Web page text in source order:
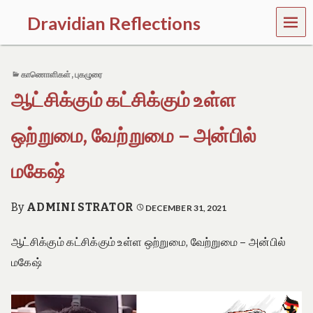
Dravidian Reflections
P
s
t
,
r
e
e
a
d
F
u
r
MEN
U
காணொளிகள்,புகழுரை
ஆட்சிக்கும் கட்சிக்கும் உள்ள
ஒற்றுமை, வேற்றுமை – அன்பில்
மகேஷ்
By ADMINI STRATOR DECEMBER 31, 2021
ஆட்சிக்கும் கட்சிக்கும் உள்ள ஒற்றுமை, வேற்றுமை – அன்பில்
மகேஷ்
Video